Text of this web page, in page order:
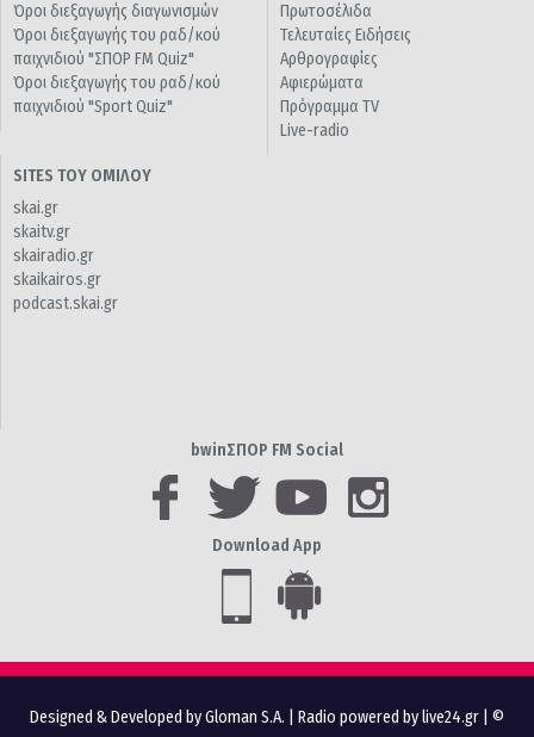
Όροι διεξαγωγής διαγωνισμών
Όροι διεξαγωγής του ραδ/κού
παιχνιδιού "ΣΠΟΡ FM Quiz"
Όροι διεξαγωγής του ραδ/κού
παιχνιδιού "Sport Quiz"
Πρωτοσέλιδα
Τελευταίες Ειδήσεις
Αρθρογραφίες
Αφιερώματα
Πρόγραμμα TV
Live-radio
SITES ΤΟΥ ΟΜΙΛΟΥ
skai.gr
skaitv.gr
skairadio.gr
skaikairos.gr
podcast.skai.gr
bwinΣΠΟΡ FM Social
Download App
Designed & Developed by Gloman S.A. Radio powered by live24.gr | ©